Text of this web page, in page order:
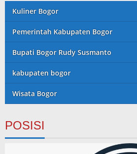
Kuliner Bogor
Pemerintah Kabupaten Bogor
Bupati Bogor Rudy Susmanto
kabupaten bogor
Wisata Bogor
POSISI